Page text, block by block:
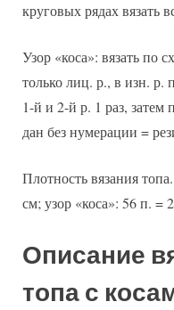
круговых рядах вязать
Узор «коса»: вязать по
только лиц. р., в изн. р.
1-й и 2-й р. 1 раз, затем
дан без нумерации =
Плотность вязания
см; узор «коса»: 56 п. =
Описание
топа с